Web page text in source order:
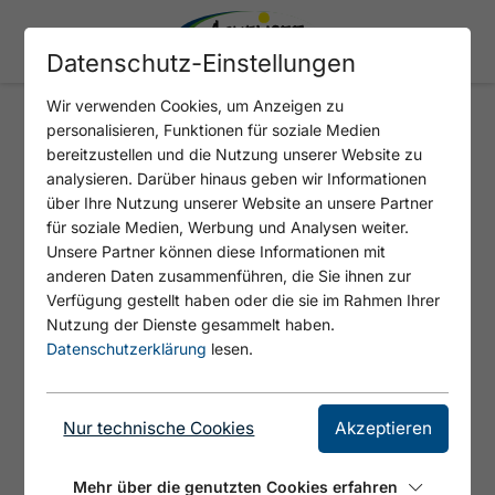
PARKPLATZ - P1
Datenschutz-Einstellungen
Wir verwenden Cookies, um Anzeigen zu
personalisieren, Funktionen für soziale Medien
bereitzustellen und die Nutzung unserer Website zu
analysieren. Darüber hinaus geben wir Informationen
über Ihre Nutzung unserer Website an unsere Partner
für soziale Medien, Werbung und Analysen weiter.
Unsere Partner können diese Informationen mit
anderen Daten zusammenführen, die Sie ihnen zur
Verfügung gestellt haben oder die sie im Rahmen Ihrer
Nutzung der Dienste gesammelt haben.
Datenschutzerklärung lesen.
Nur technische Cookies Akzeptieren
Mehr über die genutzten Cookies erfahren